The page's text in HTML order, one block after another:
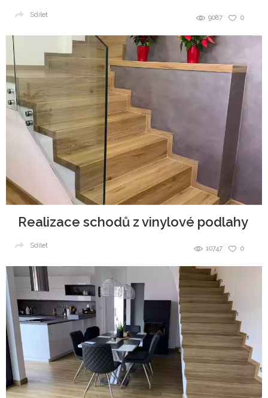
0
9087
Sdílet
Realizace schodů z vinylové podlahy
0
10747
Sdílet